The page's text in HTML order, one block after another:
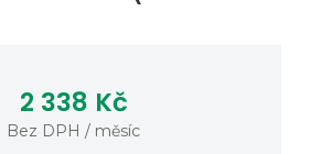
2 338 Kč
Bez DPH / měsíc